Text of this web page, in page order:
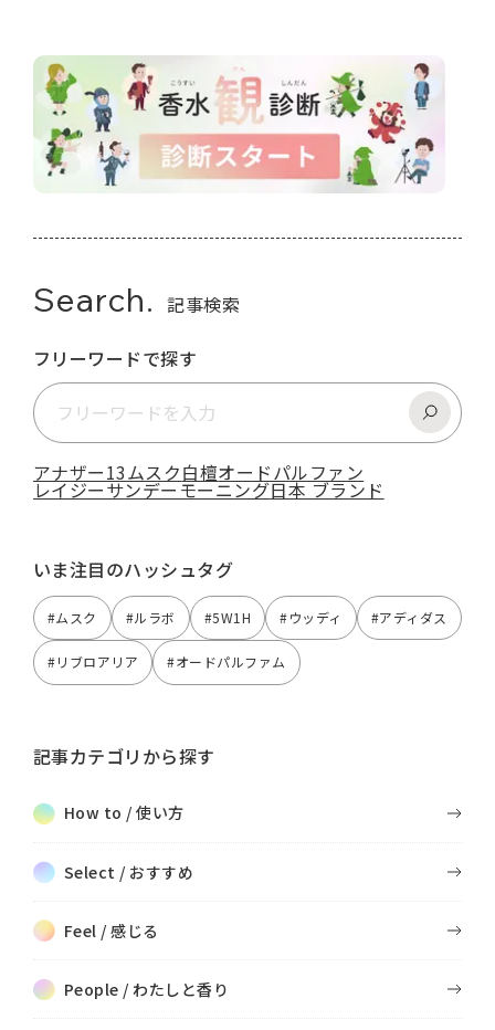
Search. 記事検索
フリーワードで探す
アナザー13ムスク白檀オードパルファン
レイジーサンデーモーニング日本 ブランド
いま注目のハッシュタグ
#ムスク #ルラボ #5W1H #ウッディ #アディダス
#リブロアリア #オードパルファム
記事カテゴリから探す
How to / 使い方
Select / おすすめ
Feel / 感じる
People / わたしと香り